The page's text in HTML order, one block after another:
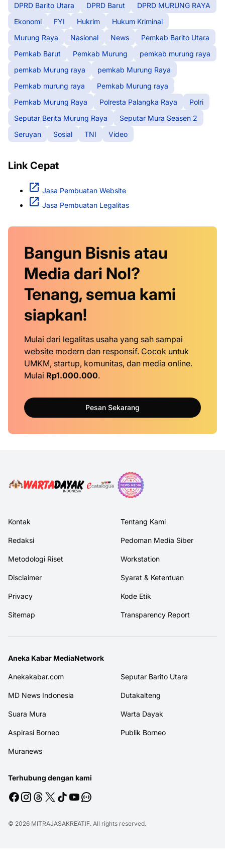
DPRD Barito Utara
DPRD Barut
DPRD MURUNG RAYA
Ekonomi
FYI Hukrim
Hukum Kriminal
Murung Raya
Nasional News
Pemkab Barito Utara
Pemkab Barut
Pemkab Murung
pemkab murung raya
pemkab Murung raya
pemkab Murung Raya
Pemkab murung raya
Pemkab Murung raya
Pemkab Murung Raya
Polresta Palangka Raya
Polri
Seputar Berita Murung Raya
Seputar Mura Seasen 2
Seruyan
Sosial TNI Video
Link Cepat
Jasa Pembuatan Website
Jasa Pembuatan Legalitas
Bangun Bisnis atau
Media dari Nol?
Tenang, semua kami
siapkan!
Mulai dari legalitas usaha yang sah sampai
website modern dan responsif. Cocok untuk
UMKM, startup, komunitas, dan media online.
Mulai Rp1.000.000.
Pesan Sekarang
Kontak Tentang Kami
Redaksi Pedoman Media Siber
Metodologi Riset Workstation
Disclaimer Syarat & Ketentuan
Privacy Kode Etik
Sitemap Transparency Report
Aneka Kabar MediaNetwork
Anekakabar.com Seputar Barito Utara
MD News Indonesia Dutakalteng
Suara Mura Warta Dayak
Aspirasi Borneo Publik Borneo
Muranews
Terhubung dengan kami
© 2026 MITRAJASAKREATIF. All rights reserved.